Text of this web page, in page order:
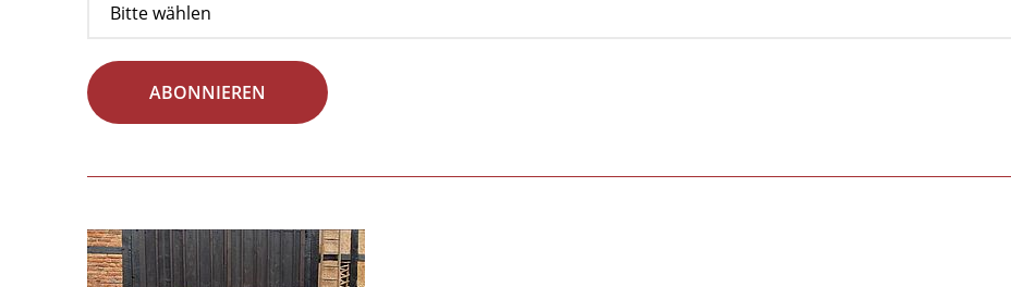
ABONNIEREN